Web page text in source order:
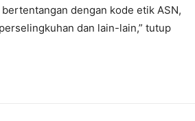
dengan kode etik ASN,
dan lain-lain,” tutup